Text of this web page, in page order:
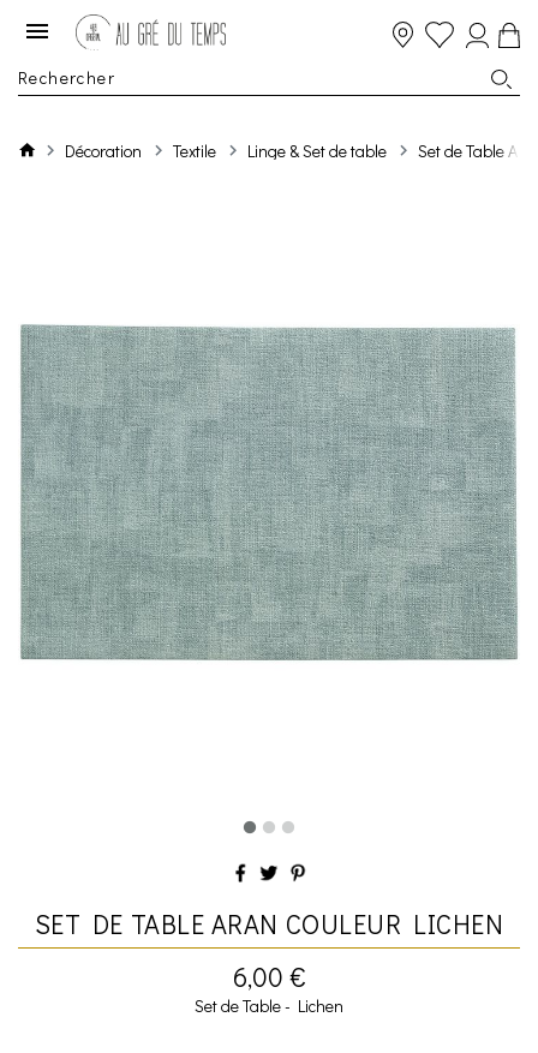
Décoration Textile Linge & Set de table Set de Table
SET DE TABLE ARAN COULEUR LICHEN
6,00 €
Set de Table - Lichen